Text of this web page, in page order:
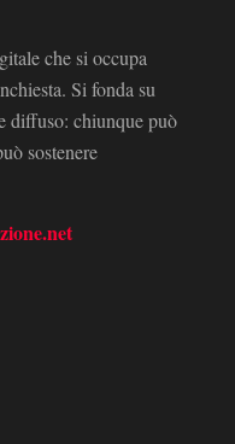
che si occupa
Si fonda su
diffuso: chiunque può
sostenere